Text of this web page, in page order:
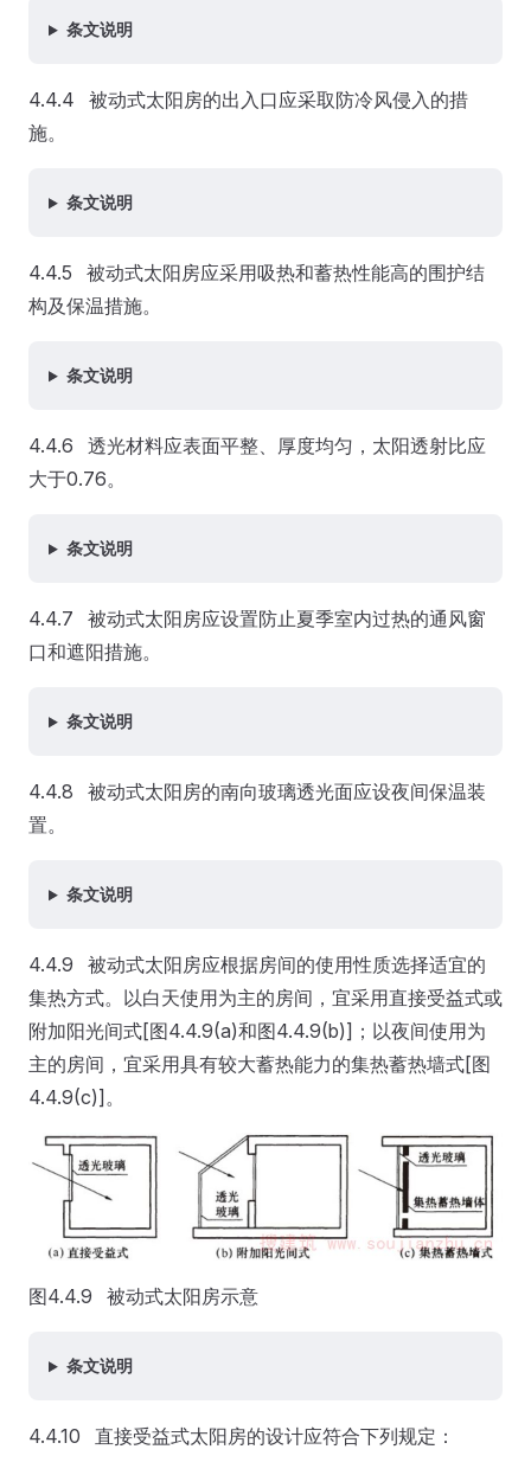
条文说明
4.4.4 被动式太阳房的出入口应采取防冷风侵入的措
施。
条文说明
4.4.5 被动式太阳房应采用吸热和蓄热性能高的围护结
构及保温措施。
条文说明
4.4.6 透光材料应表面平整、厚度均匀，太阳透射比应
大于0.76。
条文说明
4.4.7 被动式太阳房应设置防止夏季室内过热的通风窗
口和遮阳措施。
条文说明
4.4.8 被动式太阳房的南向玻璃透光面应设夜间保温装
置。
条文说明
4.4.9 被动式太阳房应根据房间的使用性质选择适宜的
集热方式。以白天使用为主的房间，宜采用直接受益式或
附加阳光间式[图4.4.9(a)和图4.4.9(b)]；以夜间使用为
主的房间，宜采用具有较大蓄热能力的集热蓄热墙式[图
4.4.9(c)]。
图4.4.9 被动式太阳房示意
条文说明
4.4.10 直接受益式太阳房的设计应符合下列规定：